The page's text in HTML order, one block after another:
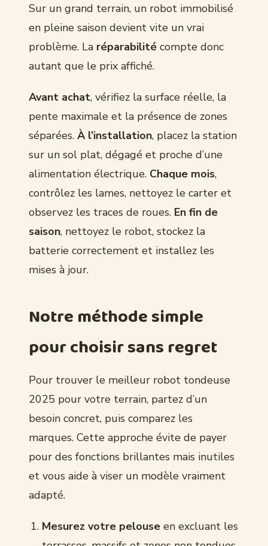
Sur un grand terrain, un robot immobilisé
en pleine saison devient vite un vrai
problème. La réparabilité compte donc
autant que le prix affiché.
Avant achat, vérifiez la surface réelle, la
pente maximale et la présence de zones
séparées. À l’installation, placez la station
sur un sol plat, dégagé et proche d’une
alimentation électrique. Chaque mois,
contrôlez les lames, nettoyez le carter et
observez les traces de roues. En fin de
saison, nettoyez le robot, stockez la
batterie correctement et installez les
mises à jour.
Notre méthode simple
pour choisir sans regret
Pour trouver le meilleur robot tondeuse
2025 pour votre terrain, partez d’un
besoin concret, puis comparez les
marques. Cette approche évite de payer
pour des fonctions brillantes mais inutiles
et vous aide à viser un modèle vraiment
adapté.
Mesurez votre pelouse en excluant les